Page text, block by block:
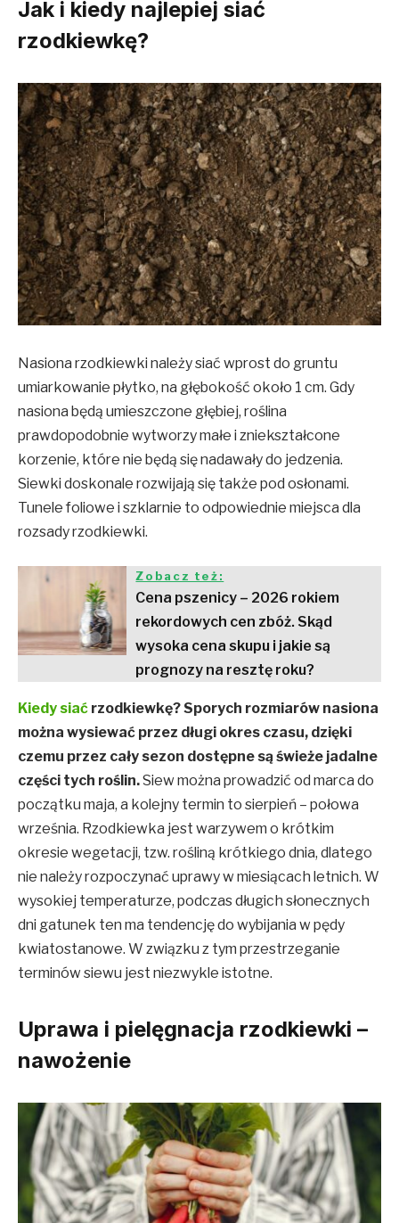
Jak i kiedy najlepiej siać
rzodkiewkę?
Nasiona rzodkiewki należy siać wprost do gruntu
umiarkowanie płytko, na głębokość około 1 cm. Gdy
nasiona będą umieszczone głębiej, roślina
prawdopodobnie wytworzy małe i zniekształcone
korzenie, które nie będą się nadawały do jedzenia.
Siewki doskonale rozwijają się także pod osłonami.
Tunele foliowe i szklarnie to odpowiednie miejsca dla
rozsady rzodkiewki.
Zobacz też:
Cena pszenicy – 2026 rokiem
rekordowych cen zbóż. Skąd
wysoka cena skupu i jakie są
prognozy na resztę roku?
Kiedy siać rzodkiewkę? Sporych rozmiarów nasiona
można wysiewać przez długi okres czasu, dzięki
czemu przez cały sezon dostępne są świeże jadalne
części tych roślin.Siew można prowadzić od marca do
początku maja, a kolejny termin to sierpień – połowa
września. Rzodkiewka jest warzywem o krótkim
okresie wegetacji, tzw. rośliną krótkiego dnia, dlatego
nie należy rozpoczynać uprawy w miesiącach letnich. W
wysokiej temperaturze, podczas długich słonecznych
dni gatunek ten ma tendencję do wybijania w pędy
kwiatostanowe. W związku z tym przestrzeganie
terminów siewu jest niezwykle istotne.
Uprawa i pielęgnacja rzodkiewki –
nawożenie